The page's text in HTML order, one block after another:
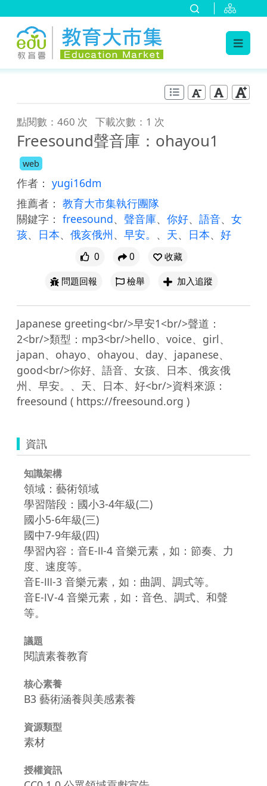
點閱數：460 次 下載次數：1 次
Freesound聲音庫：ohayou1
web
作者： yugi16dm
推薦者： 教育大市集執行團隊
關鍵字： freesound、 聲音庫、 你好、 語音、 女
孩、 日本、 俄亥俄州、 早安。 、 天、 日本、 好
0 0
收藏
問題回報
檢舉 加入追蹤
Japanese greeting<br/>早安1<br/>聲道：
2<br/>類型：mp3<br/>hello、voice、girl、
japan、ohayo、ohayou、day、japanese、
good<br/>你好、語音、女孩、日本、俄亥俄
州、早安。、天、日本、好<br/>資料來源：
資訊
知識架構
領域：藝術領域
學習階段：國小3-4年級(二)
國小5-6年級(三)
國中7-9年級(四)
學習內容：音E-Ⅱ-4 音樂元素，如：節奏、力
度、速度等。
音E-Ⅲ-3 音樂元素，如：曲調、調式等。
音E-Ⅳ-4 音樂元素，如：音色、調式、和聲
等。
議題
閱讀素養教育
核心素養
B3 藝術涵養與美感素養
資源類型
素材
授權資訊